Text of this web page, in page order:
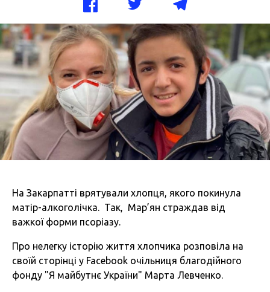
На Закарпатті врятували хлопця, якого покинула
матір-алкоголічка. Так, Мар’ян страждав від
важкої форми псоріазу.
Про нелегку історію життя хлопчика розповіла на
своїй сторінці у Facebook очільниця благодійного
фонду "Я майбутнє України" Марта Левченко.